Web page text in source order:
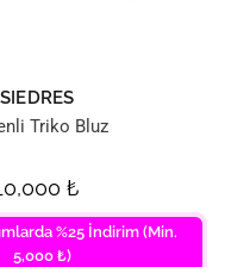
SIEDRES
Triko Bluz
₺
%25 İndirim (Min.
5,000 ₺)